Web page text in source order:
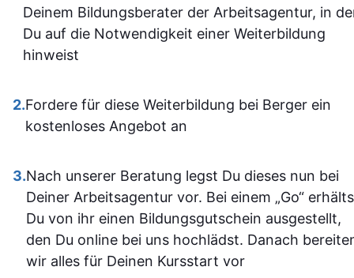
sich gut orientieren kann.
Insgesamt ist der
alle, die sich im Bereich
SPS weiterbilden oder
Sehr empfehlenswert! 👍
man kam
dann gut
allem
einiges
und fühle
im
Deinem Bildungsberater der Arbeitsagentur, in
Du auf die Notwendigkeit einer Weiterbildung
hinweist
2.Fordere für diese Weiterbildung bei Berger ein
kostenloses Angebot an
3.Nach unserer Beratung legst Du dieses nun bei
Deiner Arbeitsagentur vor. Bei einem „Go“
Du von ihr einen Bildungsgutschein ausgestellt,
den Du online bei uns hochlädst. Danach
wir alles für Deinen Kursstart vor